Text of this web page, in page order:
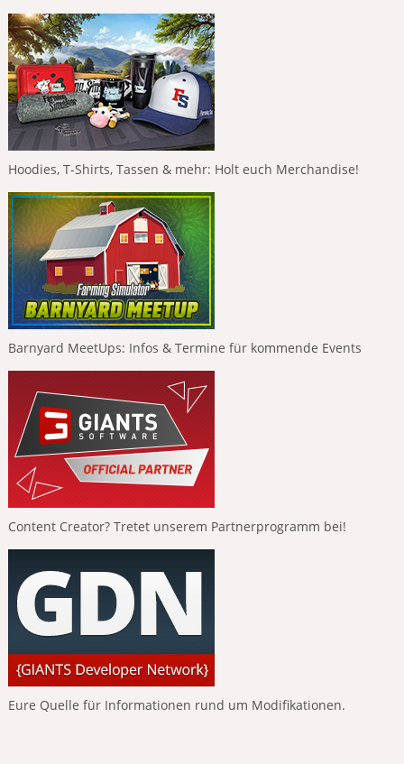
Hoodies, T-Shirts, Tassen & mehr: Holt euch Merchandise!
Barnyard MeetUps: Infos & Termine für kommende Events
Content Creator? Tretet unserem Partnerprogramm bei!
Eure Quelle für Informationen rund um Modifikationen.